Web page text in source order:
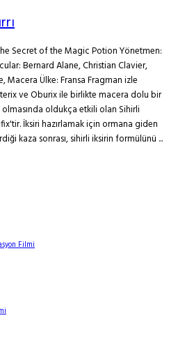
Secret of the Magic Potion Yönetmen:
Bernard Alane, Christian Clavier,
Macera Ülke: Fransa Fragman izle
ve Oburix ile birlikte macera dolu bir
olmasında oldukça etkili olan Sihirli
İksiri hazırlamak için ormana giden
kaza sonrası, sihirli iksirin formülünü ...
Filmi